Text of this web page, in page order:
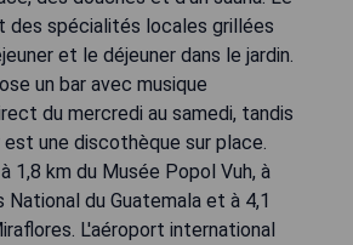
des spécialités locales grillées
et le déjeuner dans le jardin.
un bar avec musique
du mercredi au samedi, tandis
une discothèque sur place.
1,8 km du Musée Popol Vuh, à
National du Guatemala et à 4,1
L'aéroport international